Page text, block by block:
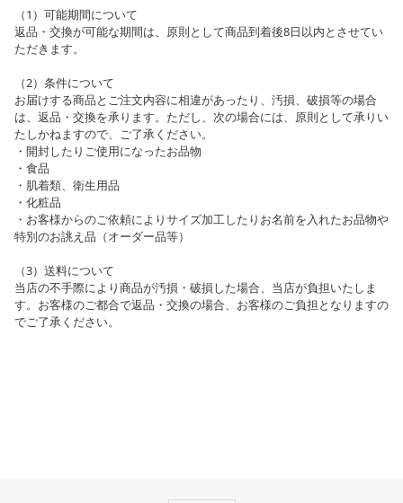
（1）可能期間について
返品・交換が可能な期間は、原則として商品到着後8日以内とさせてい
ただきます。
（2）条件について
お届けする商品とご注文内容に相違があったり、汚損、破損等の場合
は、返品・交換を承ります。ただし、次の場合には、原則として承りい
たしかねますので、ご了承ください。
・開封したりご使用になったお品物
・食品
・肌着類、衛生用品
・化粧品
・お客様からのご依頼によりサイズ加工したりお名前を入れたお品物や
特別のお誂え品（オーダー品等）
（3）送料について
当店の不手際により商品が汚損・破損した場合、当店が負担いたしま
す。お客様のご都合で返品・交換の場合、お客様のご負担となりますの
でご了承ください。